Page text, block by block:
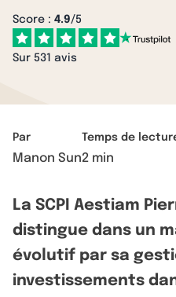
Score : 4.9/5
Sur 531 avis
Par
Manon Sun
Temps de
2 min
La SCPI Aestiam
distingue dans un
évolutif par sa
investissements